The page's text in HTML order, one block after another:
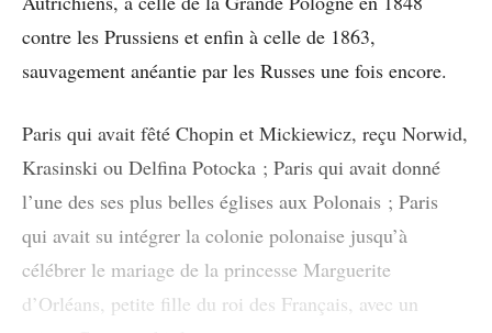
contre les Prussiens et enfin à celle de 1863,
sauvagement anéantie par les Russes une fois encore.
Paris qui avait fêté Chopin et Mickiewicz, reçu Norwid,
Krasinski ou Delfina Potocka ; Paris qui avait donné
l’une des ses plus belles églises aux Polonais ; Paris
qui avait su intégrer la colonie polonaise jusqu’à
célébrer le mariage de la princesse Marguerite
d’Orléans, petite fille du roi des Français, avec un